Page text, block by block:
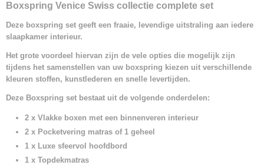
Boxspring Venice Swiss collectie complete set
Deze boxspring set geeft een fraaie, levendige uitstraling aan iedere
slaapkamer interieur.
Het grote voordeel hiervan zijn de vele opties die mogelijk zijn
tijdens het samenstellen van uw boxspring kiezen uit verschillende
kleuren stoffen, kunstlederen en snelle levertijden.
Deze Boxspring set bestaat uit de volgende onderdelen:
2 x Vlakke boxen met een binnenveren interieur
2 x Pocketvering matras of 1 geheel
1 x Luxe sfeervol hoofdbord
1 x Topdekmatras